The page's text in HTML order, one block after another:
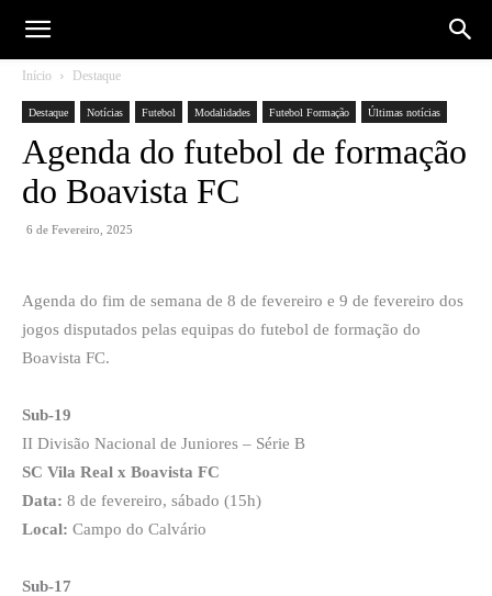
Início Destaque
Destaque Notícias Futebol Modalidades Futebol Formação Últimas notícias
Agenda do futebol de formação
do Boavista FC
6 de Fevereiro, 2025
Agenda do fim de semana de 8 de fevereiro e 9 de fevereiro dos
jogos disputados pelas equipas do futebol de formação do
Boavista FC.
Sub-19
II Divisão Nacional de Juniores – Série B
SC Vila Real x Boavista FC
Data: 8 de fevereiro, sábado (15h)
Local: Campo do Calvário
Sub-17